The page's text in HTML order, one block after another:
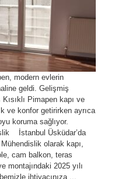
modern evlerin
geldi. Gelişmiş
Pimapen kapı ve
ve konfor getirirken ayrıca
koruma sağlıyor.
İstanbul Üsküdar’da
Mühendislik olarak kapı,
cam balkon, teras
montajındaki 2025 yılı
ihtiyacınıza ...